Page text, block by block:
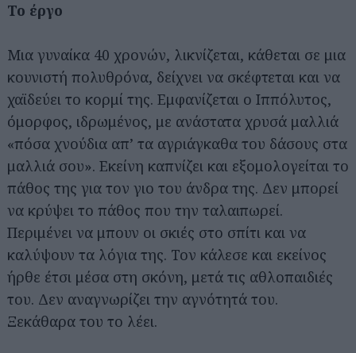
Το έργο
Μια γυναίκα 40 χρονών, λικνίζεται, κάθεται σε μια
κουνιστή πολυθρόνα, δείχνει να σκέφτεται και να
χαϊδεύει το κορμί της. Εμφανίζεται ο Ιππόλυτος,
όμορφος, ιδρωμένος, με ανάστατα χρυσά μαλλιά
«πόσα χνούδια απ’ τα αγριάγκαθα του δάσους στα
μαλλιά σου». Εκείνη καπνίζει και εξομολογείται το
πάθος της για τον γιο του άνδρα της. Δεν μπορεί
να κρύψει το πάθος που την ταλαιπωρεί.
Περιμένει να μπουν οι σκιές στο σπίτι και να
καλύψουν τα λόγια της. Τον κάλεσε και εκείνος
ήρθε έτσι μέσα στη σκόνη, μετά τις αθλοπαιδιές
του. Δεν αναγνωρίζει την αγνότητά του.
Ξεκάθαρα του το λέει.